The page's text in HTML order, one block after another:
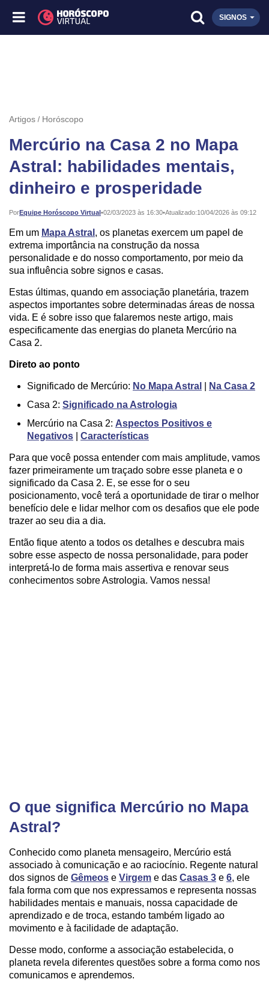
SIGNOS
Artigos Horóscopo
Mercúrio na Casa 2 no Mapa
Astral: habilidades mentais,
dinheiro e prosperidade
PorEquipe Horóscopo Virtual•
Publicado: 02/03/2023 às 16:30•Atualizado:10/04/2026 às 09:12
Em um Mapa Astral , os planetas exercem um papel de
extrema importância na construção da nossa
personalidade e do nosso comportamento, por meio da
sua influência sobre signos e casas.
Estas últimas, quando em associação planetária, trazem
aspectos importantes sobre determinadas áreas de nossa
vida. E é sobre isso que falaremos neste artigo, mais
especificamente das energias do planeta Mercúrio na
Casa 2.
Direto ao ponto
Significado de Mercúrio: No Mapa Astral
Na Casa 2
Casa 2: Significado na Astrologia
Mercúrio na Casa 2: Aspectos Positivos e
Negativos
Características
Para que você possa entender com mais amplitude, vamos
fazer primeiramente um traçado sobre esse planeta e o
significado da Casa 2. E, se esse for o seu
posicionamento, você terá a oportunidade de tirar o melhor
benefício dele e lidar melhor com os desafios que ele pode
trazer ao seu dia a dia.
Então fique atento a todos os detalhes e descubra mais
sobre esse aspecto de nossa personalidade, para poder
interpretá-lo de forma mais assertiva e renovar seus
conhecimentos sobre Astrologia. Vamos nessa!
O que significa Mercúrio no Mapa
Astral?
Conhecido como planeta mensageiro, Mercúrio está
associado à comunicação e ao raciocínio. Regente natural
dos signos de Gêmeos e Virgem e das Casas 3 e 6, ele
fala forma com que nos expressamos e representa nossas
habilidades mentais e manuais, nossa capacidade de
aprendizado e de troca, estando também ligado ao
movimento e à facilidade de adaptação.
Desse modo, conforme a associação estabelecida, o
planeta revela diferentes questões sobre a forma como nos
comunicamos e aprendemos.